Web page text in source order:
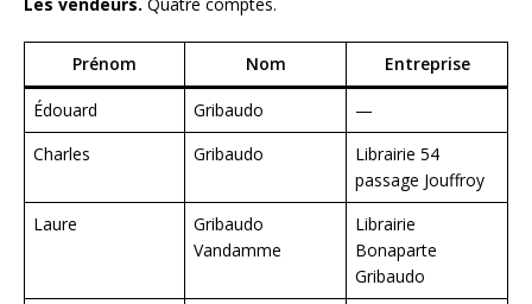
Prénom Nom Entreprise
Édouard Gribaudo
—
Charles
Gribaudo
Librairie 54
passage Jouffroy
Laure
Gribaudo
Vandamme
Librairie
Bonaparte
Gribaudo